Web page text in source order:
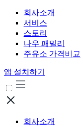
회사소개
서비스
스토리
나우 패밀리
주유소 가격비교
앱 설치하기
회사소개